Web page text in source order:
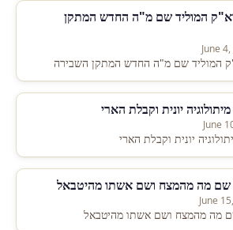
דא"ק המוליד שם מ"ה החדש המתקן
June
June
June